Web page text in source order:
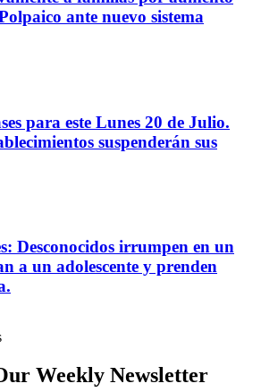
ante nuevo sistema
para este Lunes 20 de Julio.
suspenderán sus
Desconocidos irrumpen en un
a un adolescente y prenden
Weekly Newsletter